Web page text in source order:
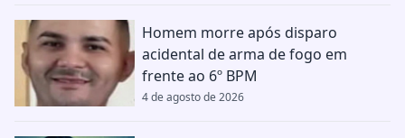
Homem morre após disparo
acidental de arma de fogo em
frente ao 6º BPM
4 de agosto de 2026